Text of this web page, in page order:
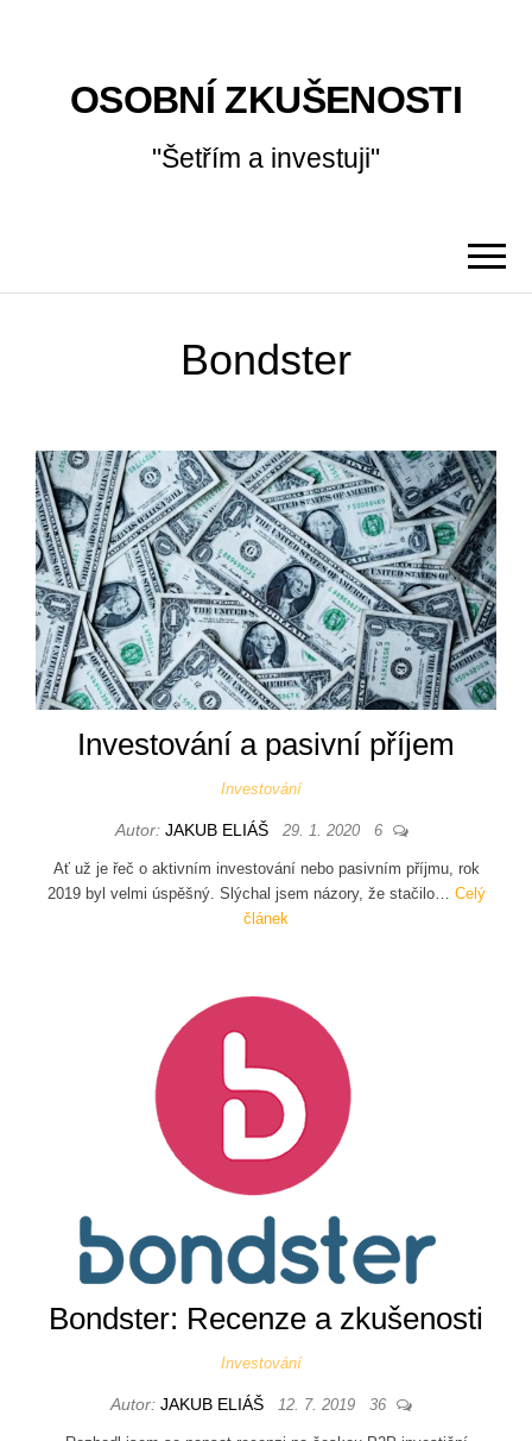
OSOBNÍ ZKUŠENOSTI
"Šetřím a investuji"
Bondster
Investování a pasivní příjem
Investování
Autor: JAKUB ELIÁŠ 29. 1. 2020 6
Ať už je řeč o aktivním investování nebo pasivním příjmu, rok
2019 byl velmi úspěšný. Slýchal jsem názory, že stačilo… Celý
článek
Bondster: Recenze a zkušenosti
Investování
Autor: JAKUB ELIÁŠ 12. 7. 2019 36